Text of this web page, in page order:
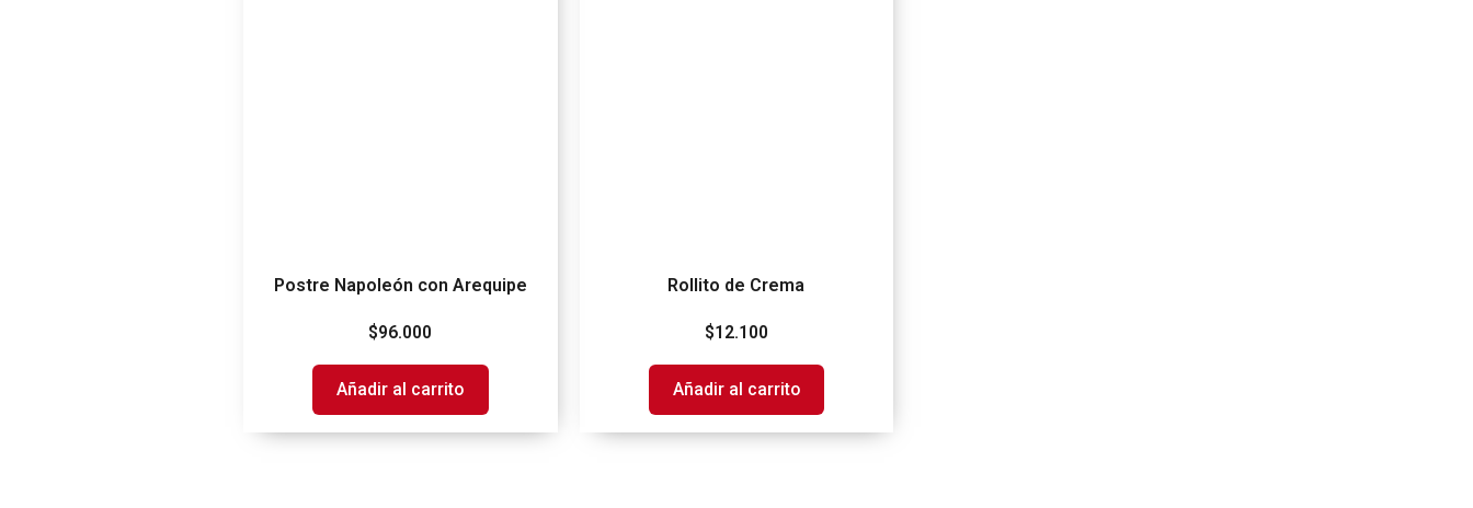
Postre Napoleón con Arequipe
$96.000
Añadir al carrito
Rollito de Crema
$12.100
Añadir al carrito